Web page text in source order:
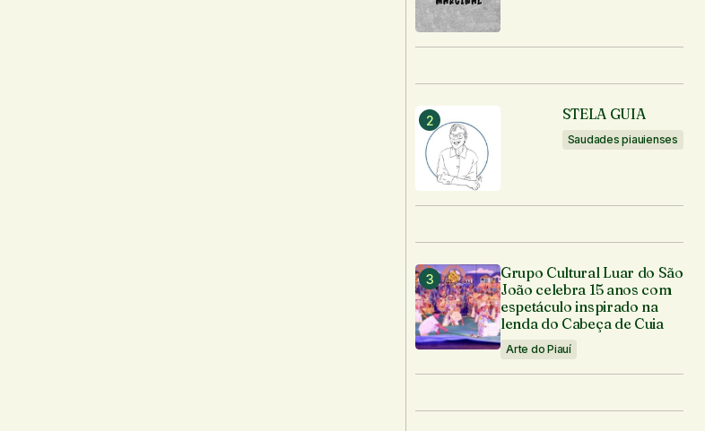
STELA GUIA
Saudades piauienses
Grupo Cultural Luar do São
João celebra 15 anos com
espetáculo inspirado na
lenda do Cabeça de Cuia
Arte do Piauí